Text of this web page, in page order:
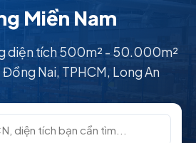
Miền Nam
diện tích 500m² - 50.000m²
Nai, TPHCM, Long An